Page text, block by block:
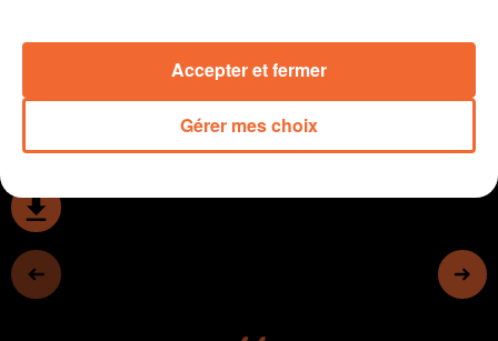
Chemnitz ... à suivre en direct sur Collines.
0:00 12 min 46 sec
Gérer mes choix
Accepter et fermer